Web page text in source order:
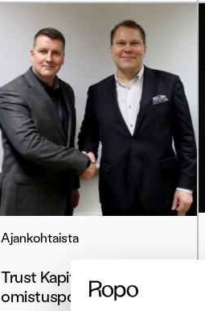
Ajankohtaista
Trust Kapitalin
omistuspohja laajenee